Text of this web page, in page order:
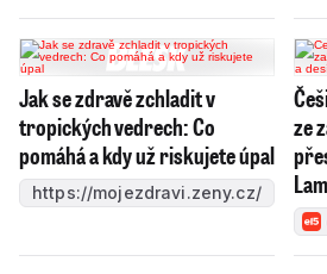
Jak se zdravě zchladit v
tropických vedrech: Co
pomáhá a kdy už riskujete úpal
https://mojezdravi.zeny.cz/
ze